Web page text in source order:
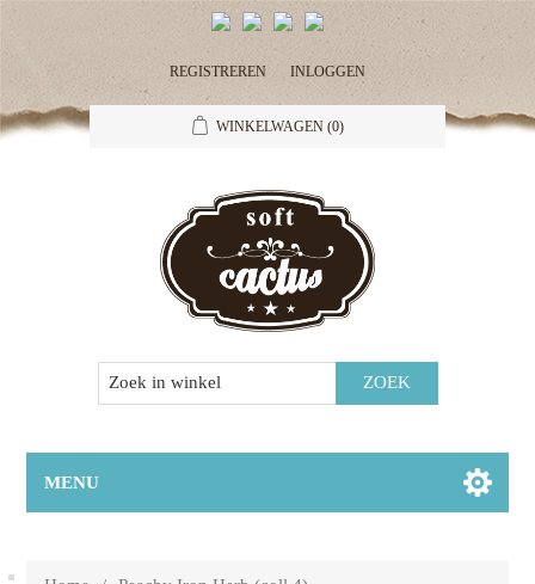
REGISTREREN INLOGGEN
WINKELWAGEN (0)
MENU